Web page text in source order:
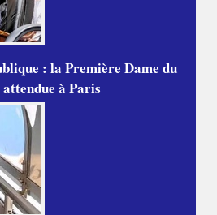
: la Première Dame du
attendue à Paris